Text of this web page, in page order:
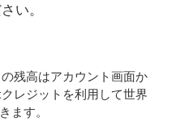
い。
残高はアカウント画面か
レジットを利用して世界
ます。